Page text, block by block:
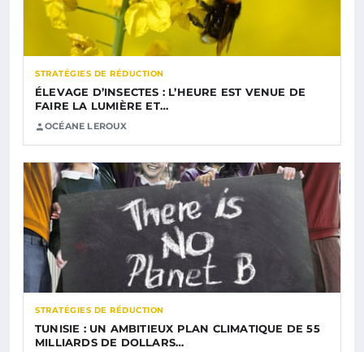
STRATÉGIES DE RÉDUCTION
ÉLEVAGE D’INSECTES : L’HEURE EST VENUE DE
FAIRE LA LUMIÈRE ET…
OCÉANE LEROUX
STRATÉGIES DE RÉDUCTION
TUNISIE : UN AMBITIEUX PLAN CLIMATIQUE DE 55
MILLIARDS DE DOLLARS…